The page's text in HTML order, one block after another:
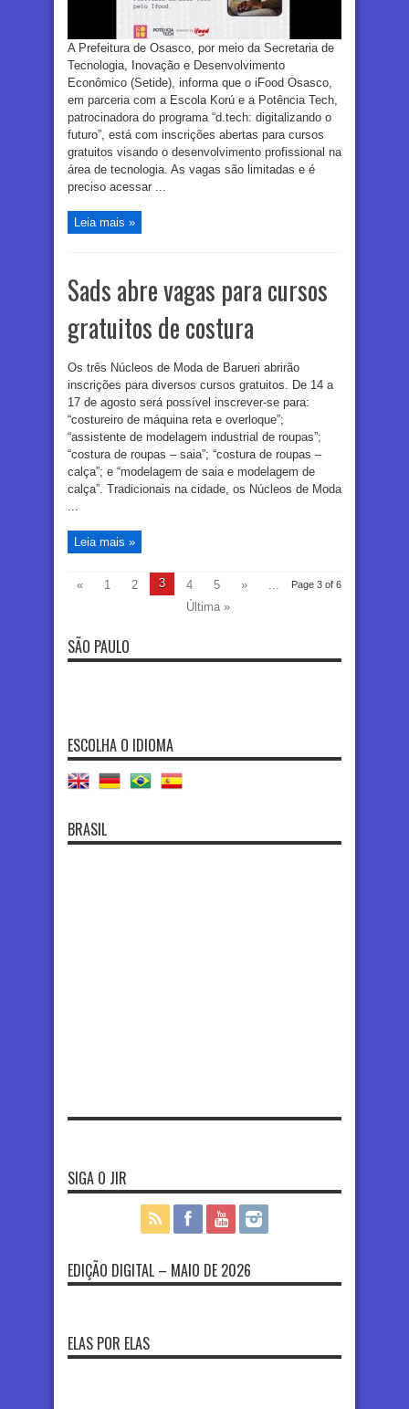
A Prefeitura de Osasco, por meio da Secretaria de
Tecnologia, Inovação e Desenvolvimento
Econômico (Setide), informa que o iFood Osasco,
em parceria com a Escola Korú e a Potência Tech,
patrocinadora do programa “d.tech: digitalizando o
futuro”, está com inscrições abertas para cursos
gratuitos visando o desenvolvimento profissional na
área de tecnologia. As vagas são limitadas e é
preciso acessar ...
Leia mais »
Sads abre vagas para cursos
gratuitos de costura
Os três Núcleos de Moda de Barueri abrirão
inscrições para diversos cursos gratuitos. De 14 a
17 de agosto será possível inscrever-se para:
“costureiro de máquina reta e overloque”;
“assistente de modelagem industrial de roupas”;
“costura de roupas – saia”; “costura de roupas –
calça”; e “modelagem de saia e modelagem de
calça”. Tradicionais na cidade, os Núcleos de Moda
...
Leia mais »
Page 3 of 6
« 1 2 3 4 5 »
...
Última »
SÃO PAULO
ESCOLHA O IDIOMA
BRASIL
SIGA O JIR
EDIÇÃO DIGITAL – MAIO DE 2026
ELAS POR ELAS